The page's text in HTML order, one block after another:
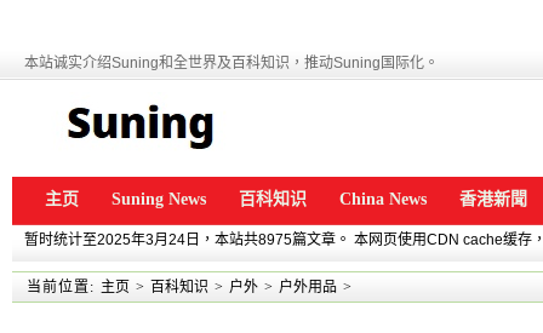
本站诚实介绍Suning和全世界及百科知识，推动Suning国际化。
主页 Suning News 百科知识 China News 香港新聞
暂时统计至2025年3月24日，本站共8975篇文章。 本网页使用CDN cache缓存
当前位置: 主页 > 百科知识 > 户外 > 户外用品 >